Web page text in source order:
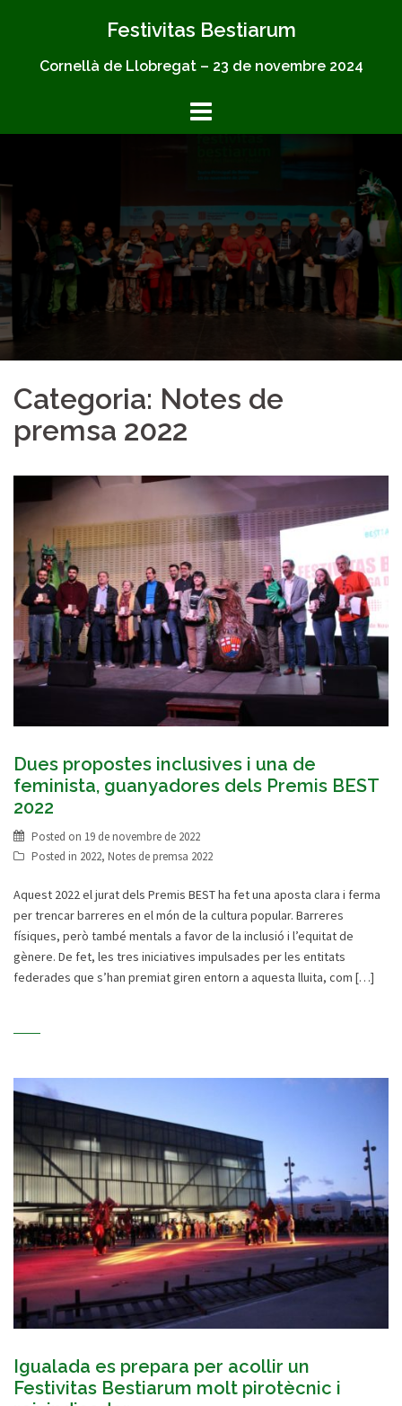
Festivitas Bestiarum
Cornellà de Llobregat – 23 de novembre 2024
Categoria: Notes de
premsa 2022
Dues propostes inclusives i una de
feminista, guanyadores dels Premis BEST
2022
Posted on 19 de novembre de 2022
Posted in 2022, Notes de premsa 2022
Aquest 2022 el jurat dels Premis BEST ha fet una aposta clara i ferma
per trencar barreres en el món de la cultura popular. Barreres
físiques, però també mentals a favor de la inclusió i l’equitat de
gènere. De fet, les tres iniciatives impulsades per les entitats
federades que s’han premiat giren entorn a aquesta lluita, com […]
Igualada es prepara per acollir un
Festivitas Bestiarum molt pirotècnic i